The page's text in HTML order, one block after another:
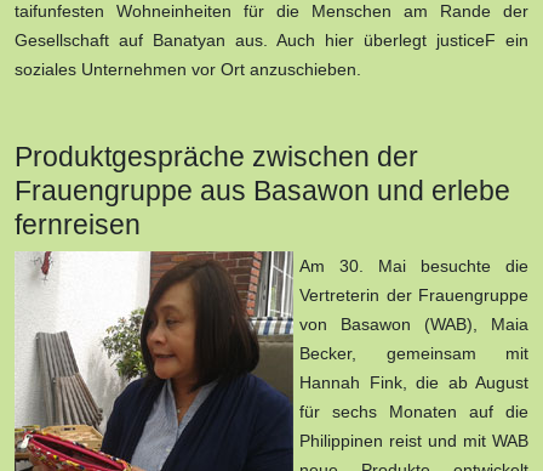
taifunfesten Wohneinheiten für die Menschen am Rande der
Gesellschaft auf Banatyan aus. Auch hier überlegt justiceF ein
soziales Unternehmen vor Ort anzuschieben.
Produktgespräche zwischen der
Frauengruppe aus Basawon und erlebe
fernreisen
Am 30. Mai besuchte die
Vertreterin der Frauengruppe
von Basawon (WAB), Maia
Becker, gemeinsam mit
Hannah Fink, die ab August
für sechs Monaten auf die
Philippinen reist und mit WAB